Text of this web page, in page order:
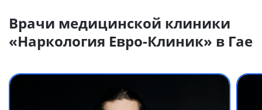
Врачи медицинской клиники
«Наркология Евро-Клиник» в Гае